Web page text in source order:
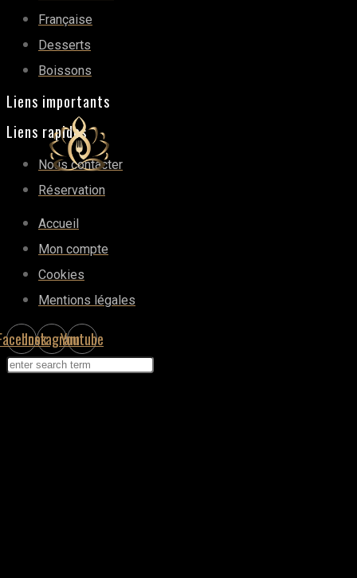
Française
Desserts
Boissons
Liens importants
Liens rapides
Nous contacter
Réservation
Accueil
Mon compte
Cookies
Mentions légales
InstagramYoutube